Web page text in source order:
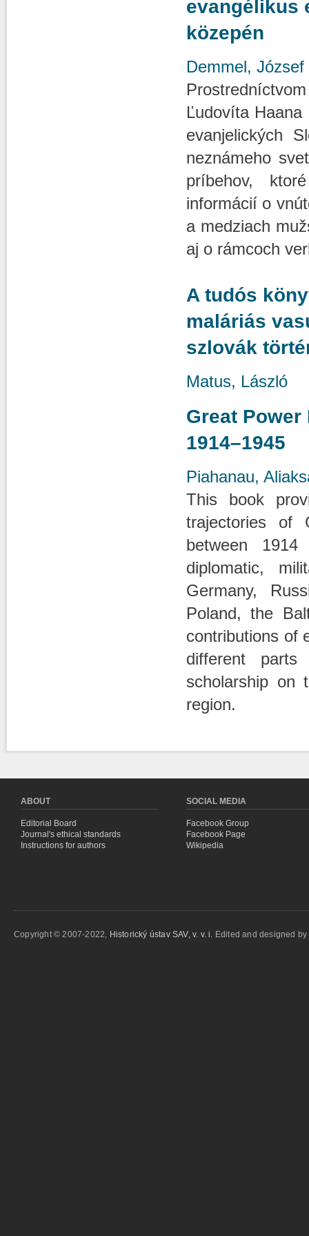
evangélikus
közepén
Demmel, József
Ľudovíta
evanjelických
neznámeho
príbehov,
informácií o
a medziach
aj o rámcoch
A tudós
maláriás
szlovák
Matus, László
Great
1914–1945
Piahanau,
This book
trajectories of
between
diplomatic,
Germany,
Poland, the
contributions of
different
scholarship on
region.
ABOUT
Editorial Board
Journal's ethical standards
Instructions for authors
SOCIAL MEDIA
Facebook Group
Facebook Page
Wikipedia
Copyright © 2007-2022, Historický ústav SAV, v. v. i. Edited and designed by